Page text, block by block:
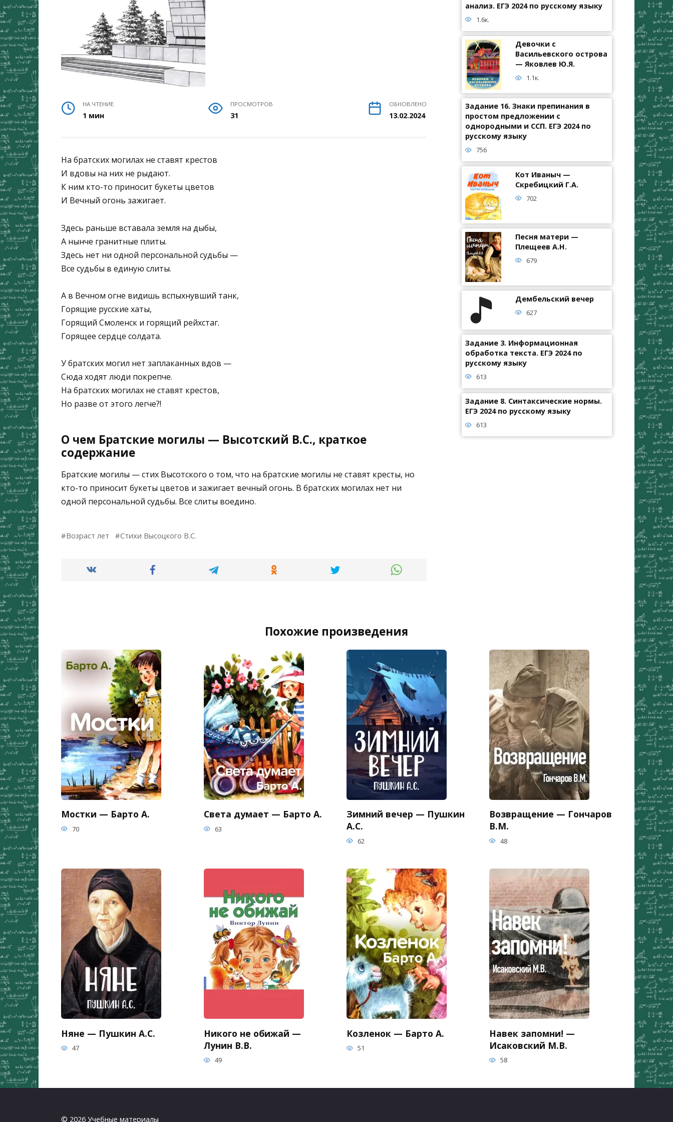
НА ЧТЕНИЕ
1 мин
ПРОСМОТРОВ
31
ОБНОВЛЕНО
13.02.2024
На братских могилах не ставят крестов
И вдовы на них не рыдают.
К ним кто-то приносит букеты цветов
И Вечный огонь зажигает.
Здесь раньше вставала земля на дыбы,
А нынче гранитные плиты.
Здесь нет ни одной персональной судьбы —
Все судьбы в единую слиты.
А в Вечном огне видишь вспыхнувший танк,
Горящие русские хаты,
Горящий Смоленск и горящий рейхстаг.
Горящее сердце солдата.
У братских могил нет заплаканных вдов —
Сюда ходят люди покрепче.
На братских могилах не ставят крестов,
Но разве от этого легче?!
О чем Братские могилы — Высотский В.С., краткое
содержание
Братские могилы — стих Высотского о том, что на братские могилы не ставят кресты, но
кто-то приносит букеты цветов и зажигает вечный огонь. В братских могилах нет ни
одной персональной судьбы. Все слиты воедино.
Возраст лет Стихи Высоцкого В.С.
анализ. ЕГЭ 2024 по русскому языку
1.6к.
Девочки с
Васильевского острова
— Яковлев Ю.Я.
1.1к.
Задание 16. Знаки препинания в
простом предложении с
однородными и ССП. ЕГЭ 2024 по
русскому языку
756
Кот Иваныч —
Скребицкий Г.А.
702
Песня матери —
Плещеев А.Н.
679
Дембельский вечер
627
Задание 3. Информационная
обработка текста. ЕГЭ 2024 по
русскому языку
613
Задание 8. Синтаксические нормы.
ЕГЭ 2024 по русскому языку
613
Похожие произведения
Мостки — Барто А.
70
Света думает — Барто А.
63
Зимний вечер — Пушкин
А.С.
62
Возвращение — Гончаров
В.М.
48
Няне — Пушкин А.С.
47
Никого не обижай —
Лунин В.В.
49
Козленок — Барто А.
51
Навек запомни! —
Исаковский М.В.
58
© 2026 Учебные материалы